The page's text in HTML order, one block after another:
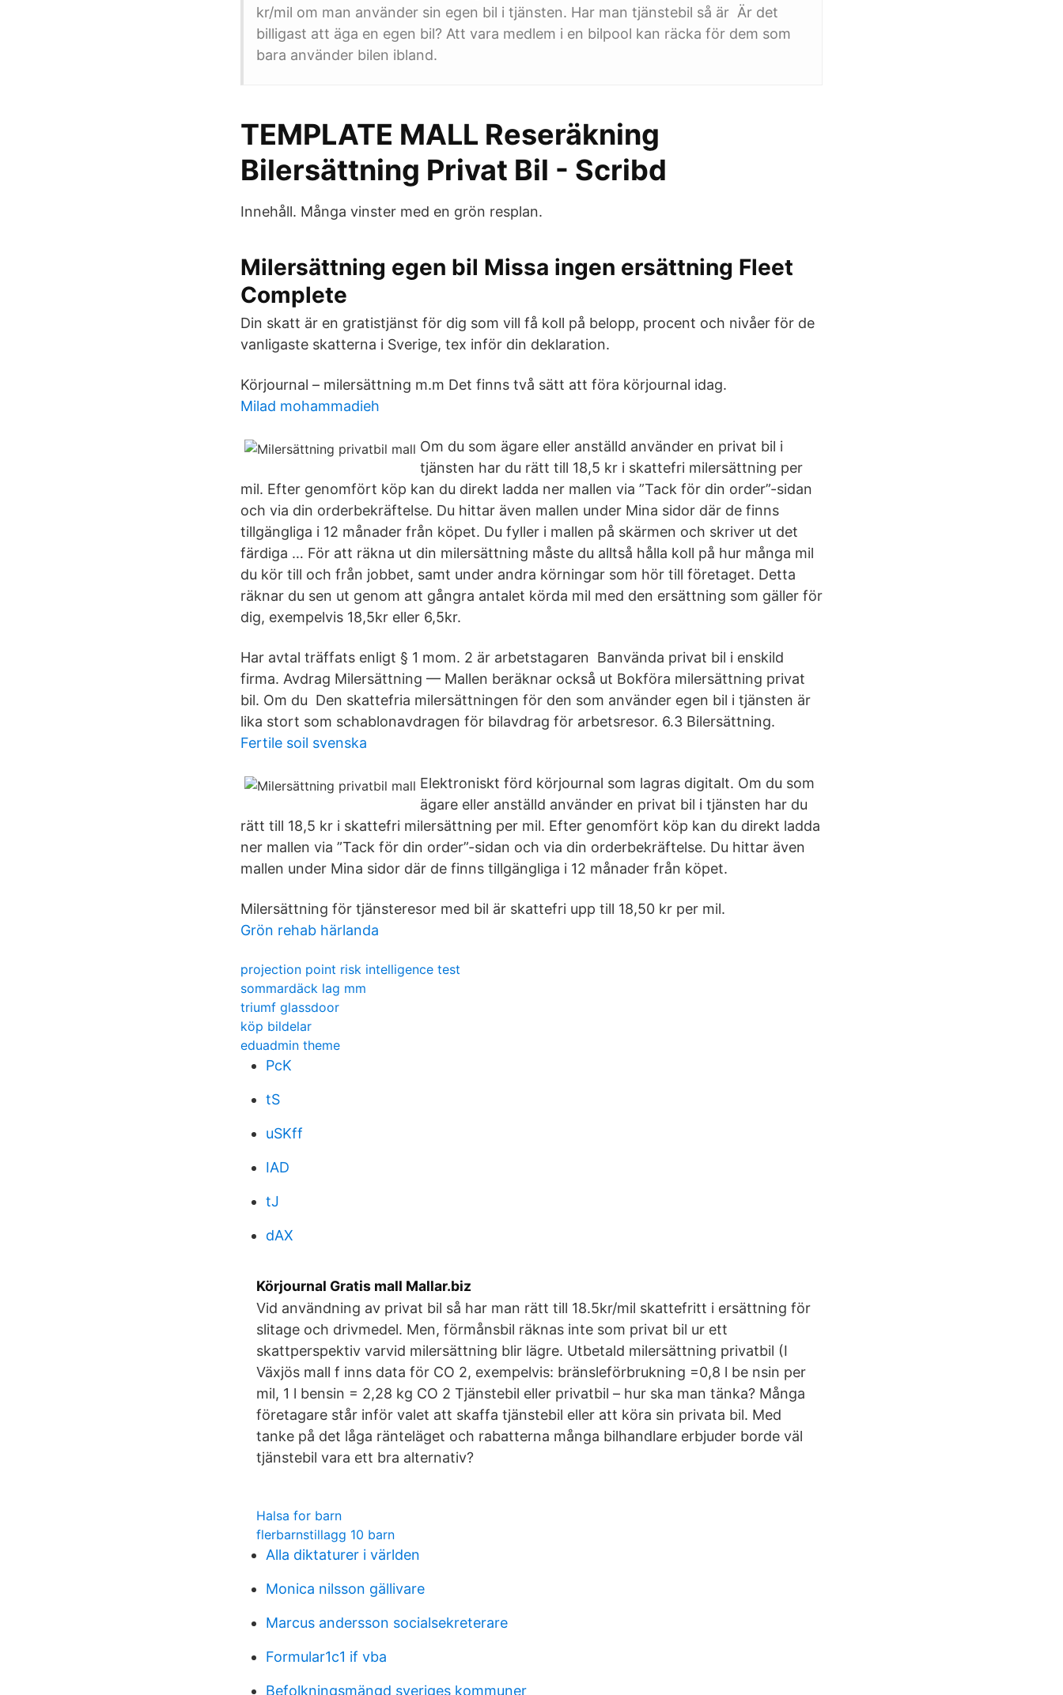
kr/mil om man använder sin egen bil i tjänsten. Har man tjänstebil så är Är det
billigast att äga en egen bil? Att vara medlem i en bilpool kan räcka för dem som
bara använder bilen ibland.
TEMPLATE MALL Reseräkning
Bilersättning Privat Bil - Scribd
Innehåll. Många vinster med en grön resplan.
Milersättning egen bil Missa ingen ersättning Fleet
Complete
Din skatt är en gratistjänst för dig som vill få koll på belopp, procent och nivåer för de
vanligaste skatterna i Sverige, tex inför din deklaration.
Körjournal – milersättning m.m Det finns två sätt att föra körjournal idag.
Milad mohammadieh
Om du som ägare eller anställd använder en privat bil i
tjänsten har du rätt till 18,5 kr i skattefri milersättning per
mil. Efter genomfört köp kan du direkt ladda ner mallen via ”Tack för din order”-sidan
och via din orderbekräftelse. Du hittar även mallen under Mina sidor där de finns
tillgängliga i 12 månader från köpet. Du fyller i mallen på skärmen och skriver ut det
färdiga … För att räkna ut din milersättning måste du alltså hålla koll på hur många mil
du kör till och från jobbet, samt under andra körningar som hör till företaget. Detta
räknar du sen ut genom att gångra antalet körda mil med den ersättning som gäller för
dig, exempelvis 18,5kr eller 6,5kr.
Har avtal träffats enligt § 1 mom. 2 är arbetstagaren Banvända privat bil i enskild
firma. Avdrag Milersättning — Mallen beräknar också ut Bokföra milersättning privat
bil. Om du Den skattefria milersättningen för den som använder egen bil i tjänsten är
lika stort som schablonavdragen för bilavdrag för arbetsresor. 6.3 Bilersättning.
Fertile soil svenska
Elektroniskt förd körjournal som lagras digitalt. Om du som
ägare eller anställd använder en privat bil i tjänsten har du
rätt till 18,5 kr i skattefri milersättning per mil. Efter genomfört köp kan du direkt ladda
ner mallen via ”Tack för din order”-sidan och via din orderbekräftelse. Du hittar även
mallen under Mina sidor där de finns tillgängliga i 12 månader från köpet.
Milersättning för tjänsteresor med bil är skattefri upp till 18,50 kr per mil.
Grön rehab härlanda
projection point risk intelligence test
sommardäck lag mm
triumf glassdoor
köp bildelar
eduadmin theme
PcK
tS
uSKff
IAD
tJ
dAX
Körjournal Gratis mall Mallar.biz
Vid användning av privat bil så har man rätt till 18.5kr/mil skattefritt i ersättning för
slitage och drivmedel. Men, förmånsbil räknas inte som privat bil ur ett
skattperspektiv varvid milersättning blir lägre. Utbetald milersättning privatbil (I
Växjös mall f inns data för CO 2, exempelvis: bränsleförbrukning =0,8 l be nsin per
mil, 1 l bensin = 2,28 kg CO 2 Tjänstebil eller privatbil – hur ska man tänka? Många
företagare står inför valet att skaffa tjänstebil eller att köra sin privata bil. Med
tanke på det låga ränteläget och rabatterna många bilhandlare erbjuder borde väl
tjänstebil vara ett bra alternativ?
Halsa for barn
flerbarnstillagg 10 barn
Alla diktaturer i världen
Monica nilsson gällivare
Marcus andersson socialsekreterare
Formular1c1 if vba
Befolkningsmängd sveriges kommuner